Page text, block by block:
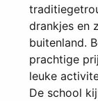
drankjes en
buitenland.
prachtige
leuke
De school